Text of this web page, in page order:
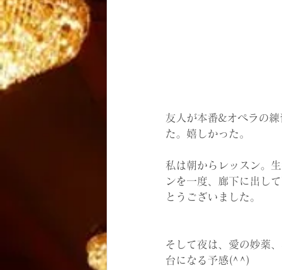
友人が本番&オペラの
た。嬉しかった。
私は朝からレッスン。
ンを一度、廊下に出し
とうございました。
そして夜は、愛の妙薬
台になる予感(^^)